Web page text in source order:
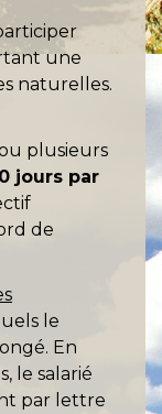
une
naturelles.
plusieurs
jours par
de
le
En
le salarié
par lettre